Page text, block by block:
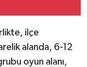
ilçe
alanda, 6-12
oyun alanı,